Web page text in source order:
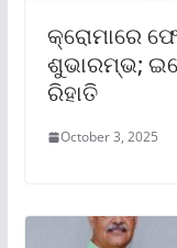
କ୍ରୋମାରେ
ଶୁଭାରମ୍ଭ;
ରିହାତି
October 3, 2025